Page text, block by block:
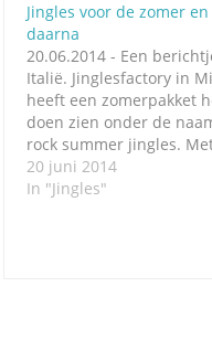
Jingles voor de zomer
daarna
20.06.2014 - Een
Italië. Jinglesfactory in
heeft een zomerpakket
doen zien onder de
rock summer jingles.
jingles in zowel
ook in 'gewone' stijl voor
20 juni 2014
In "Jingles"